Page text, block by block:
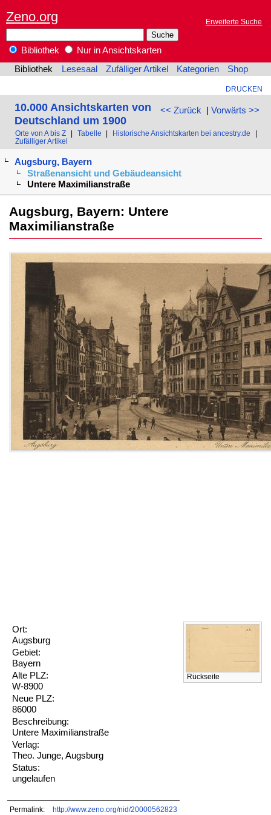
Zeno.org Erweiterte Suche
Bibliothek
Nur in Ansichtskarten
Bibliothek
Lesesaal Zufälliger Artikel Kategorien Shop
DRUCKEN
<< Zurück | Vorwärts >>
10.000 Ansichtskarten von
Deutschland um 1900
Orte von A bis Z Tabelle Historische Ansichtskarten bei ancestry.de
Zufälliger Artikel
Augsburg, Bayern
Straßenansicht und Gebäudeansicht
Untere Maximilianstraße
Augsburg, Bayern: Untere
Maximilianstraße
Rückseite
Ort:
Augsburg
Gebiet:
Bayern
Alte PLZ:
W-8900
Neue PLZ:
86000
Beschreibung:
Untere Maximilianstraße
Verlag:
Theo. Junge, Augsburg
Status:
ungelaufen
Permalink: http://www.zeno.org/nid/20000562823